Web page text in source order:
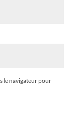
le navigateur pour